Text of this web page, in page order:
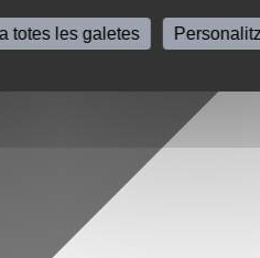
totes les galetes